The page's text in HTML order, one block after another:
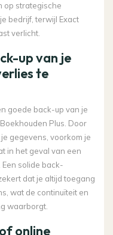
op strategische
bedrijf, terwijl Exact
verlicht.
up van je
te
goede back-up van je
Plus. Door
gegevens, voorkom je
in het geval van een
solide back-
dat je altijd toegang
wat de continuïteit en
waarborgt.
online